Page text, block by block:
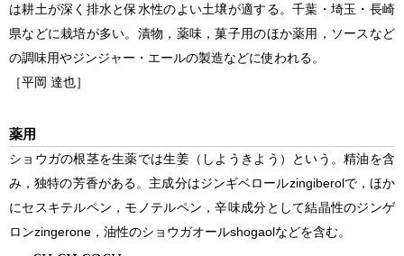
は耕土が深く排水と保水性のよい土壌が適する。千葉・埼玉・長崎
県などに栽培が多い。漬物，薬味，菓子用のほか薬用，ソースなど
の調味用やジンジャー・エールの製造などに使われる。
［平岡 達也］
薬用
ショウガの根茎を生薬では生姜（しようきよう）という。精油を含
み，独特の芳香がある。主成分はジンギベロールzingiberolで，ほか
にセスキテルペン，モノテルペン，辛味成分として結晶性のジンゲ
ロンzingerone，油性のショウガオールshogaolなどを含む。